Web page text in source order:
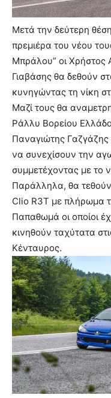
Μετά την δεύτερη
πρεμιέρα του νέου
Μπράλου” οι Χρήστος
Γιαβάσης θα δεθούν
κυνηγώντας τη νίκη
Μαζί τους θα
Ράλλυ Βορείου
Παναγιώτης Γαζγάζης
να συνεχίσουν την
συμμετέχοντας με το
Παράλληλα, θα τεθούν
Clio R3T με πλήρωμα
Παπαθωμά οι οποίοι
κινηθούν ταχύτατα
Κένταυρος.